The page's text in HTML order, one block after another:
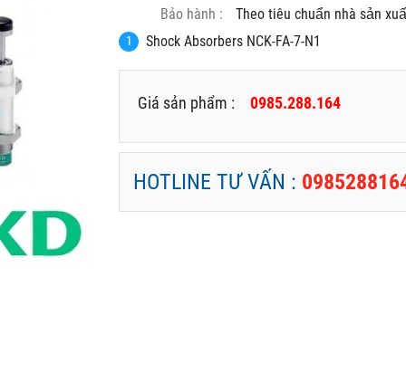
Bảo hành :
Theo tiêu chuẩn nhà sản
Shock Absorbers NCK-FA-7-N1
Giá sản phẩm : 0985.288.164
HOTLINE TƯ VẤN :